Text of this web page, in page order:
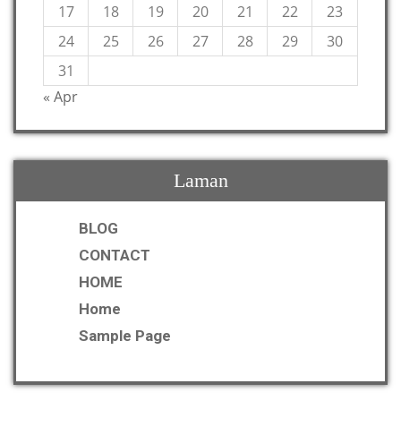
17
18 19 20 21 22
23
24
25 26 27 28 29
30
31
« Apr
Laman
BLOG
CONTACT
HOME
Home
Sample Page